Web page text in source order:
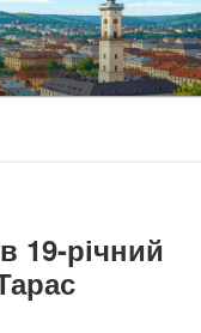
19-річний